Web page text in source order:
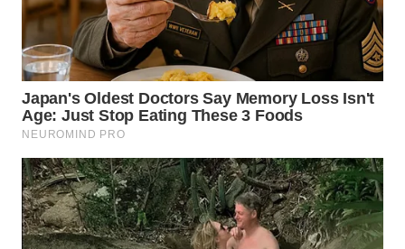
TOBA
WN
NIAS
WN
LANGKAT
WN
TAPANULI
SELATAN